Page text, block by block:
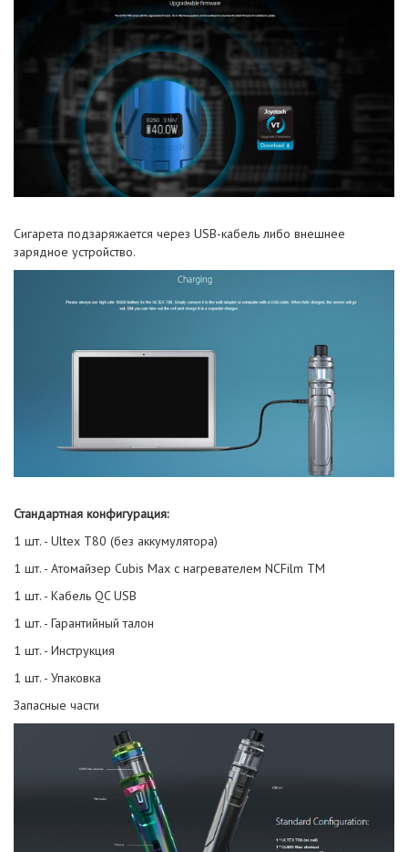
Сигарета подзаряжается через USB-кабель либо внешнее
зарядное устройство.
Стандартная конфигурация:
1 шт. - Ultex T80 (без аккумулятора)
1 шт. - Атомайзер Cubis Max с нагревателем NCFilm TM
1 шт. - Кабель QC USB
1 шт. - Гарантийный талон
1 шт. - Инструкция
1 шт. - Упаковка
Запасные части